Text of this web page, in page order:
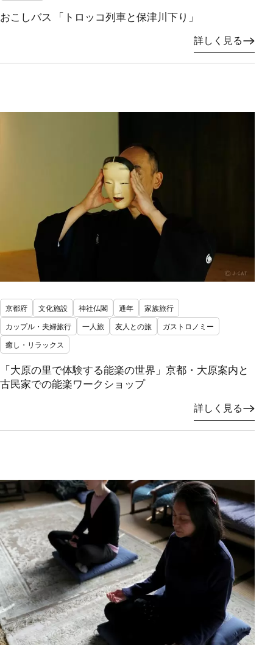
おこしバス 「トロッコ列車と保津川下り」
詳しく見る
京都府 文化施設 神社仏閣 通年
家族旅行
カップル・夫婦旅行
一人旅 友人との旅
ガストロノミー
癒し・リラックス
「大原の里で体験する能楽の世界」京都・大原案内と
古民家での能楽ワークショップ
詳しく見る